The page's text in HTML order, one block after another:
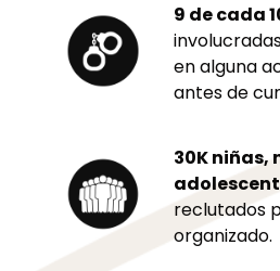
9 de cada
en alguna
antes de
30K niñas,
reclutados
organizado.